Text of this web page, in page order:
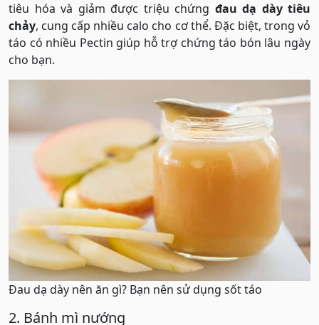
tiêu hóa và giảm được triệu chứng đau dạ dày tiêu
chảy, cung cấp nhiều calo cho cơ thể. Đặc biệt, trong vỏ
táo có nhiều Pectin giúp hỗ trợ chứng táo bón lâu ngày
cho bạn.
Đau dạ dày nên ăn gì? Bạn nên sử dụng sốt táo
2. Bánh mì nướng